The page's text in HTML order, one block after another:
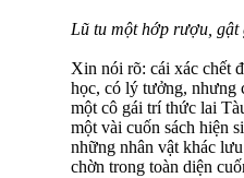
Lũ tu một hớp rượu,
Xin nói rõ: cái xác chết
học, có lý tưởng, nhưng
một cô gái trí thức lai
một vài cuốn sách hiện
những nhân vật khác
chờn trong toàn diện